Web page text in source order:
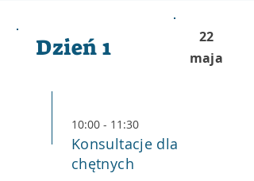
Dzień 1
22
maja
10:00 - 11:30
Konsultacje dla
chętnych